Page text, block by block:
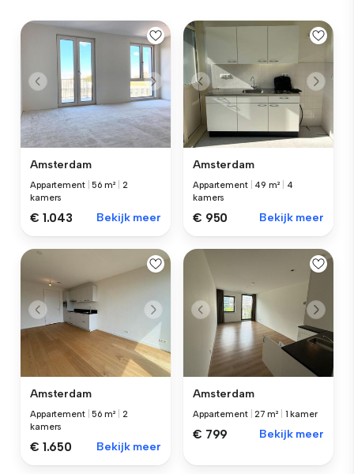
Amsterdam
Appartement |56 m²
2
kamers
€ 1.043 Bekijk meer
Amsterdam
Appartement 49 m²
4
kamers
€ 950 Bekijk meer
Amsterdam
Appartement |56 m²
2
kamers
€ 1.650 Bekijk meer
Amsterdam
Appartement |27 m² 1 kamer
€ 799 Bekijk meer